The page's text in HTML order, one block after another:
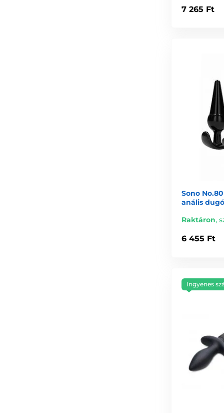
7 265 Ft
Sono
anális
Raktáron,
6 455 Ft
Ingyenes